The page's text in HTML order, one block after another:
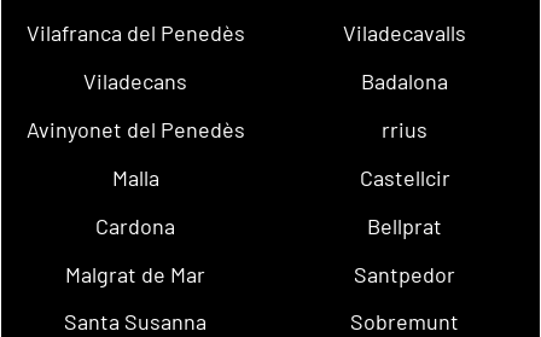
Vilafranca del Penedès
Viladecavalls
Viladecans
Badalona
Avinyonet del Penedès
rrius
Malla
Castellcir
Cardona
Bellprat
Malgrat de Mar
Santpedor
Santa Susanna
Sobremunt